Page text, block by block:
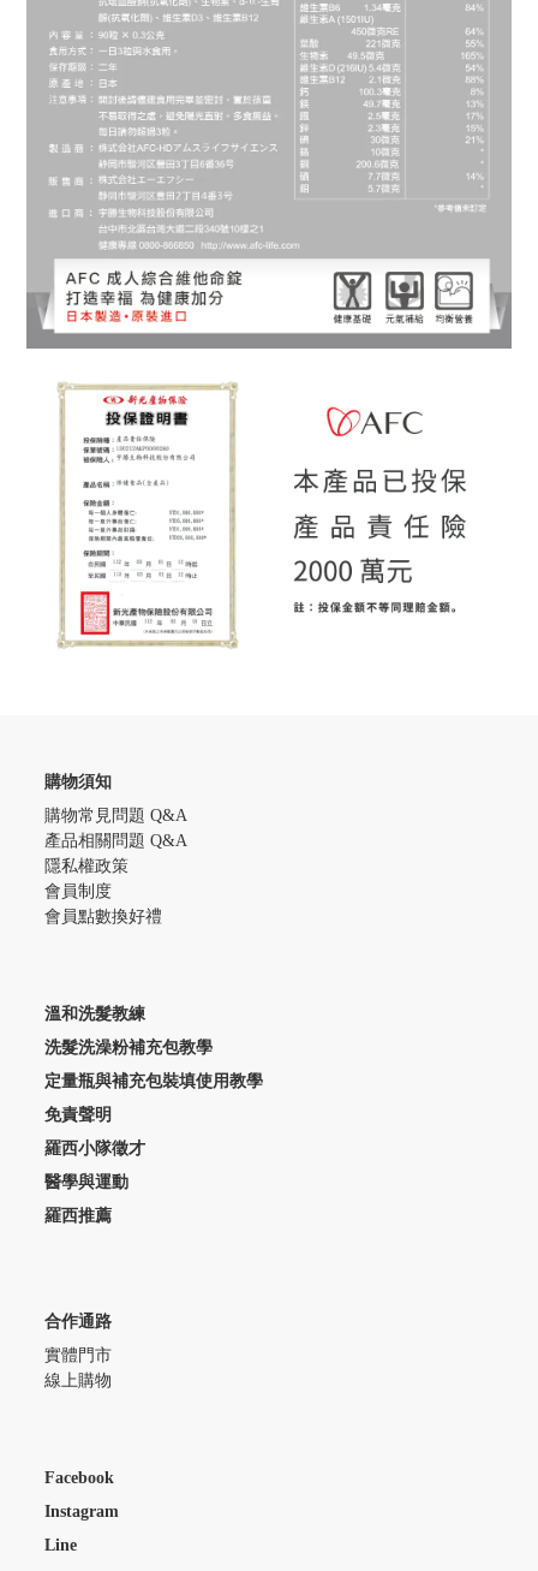
購物須知
購物常見問題 Q&A
產品相關問題 Q&A
隱私權政策
會員制度
會員點數換好禮
溫和洗髮教練
洗髮洗澡粉補充包教學
定量瓶與補充包裝填使用教學
免責聲明
羅西小隊徵才
醫學與運動
羅西推薦
合作通路
實體門市
線上購物
Facebook
Instagram
Line